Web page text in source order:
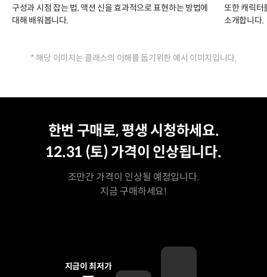
구성과 시점 잡는 법, 액션 신을 효과적으로 표현하는 방법에
대해 배워봅니다.
또한 캐릭터
소개합니다.
* 해당 이미지는 클래스의 이해를 돕기위한 예시 이미지입니다.
한번 구매로, 평생 시청하세요.
12.31 (토) 가격이 인상됩니다.
조만간 가격이 인상될 예정입니다.
지금 구매하세요!
지금이 최저가